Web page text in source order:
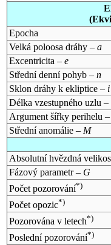
Epocha
Velká poloosa dráhy – a
Excentricita – e
Střední denní pohyb – n
Sklon dráhy k ekliptice – i
Délka vzestupného uzlu –
Argument šířky perihelu
Střední anomálie – M
Absolutní hvězdná
Fázový parametr – G
Počet pozorování*)
Počet opozic*)
Pozorována v letech*)
Poslední pozorování*)